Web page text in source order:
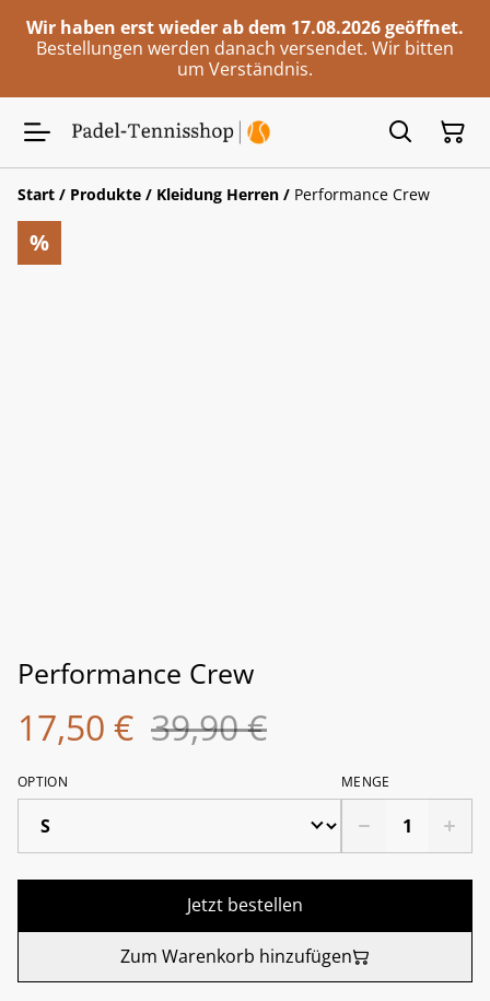
Wir haben erst wieder ab dem 17.08.2026 geöffnet.
Bestellungen werden danach versendet. Wir bitten
um Verständnis.
Start / Produkte / Kleidung Herren / Performance Crew
%
Performance Crew
17,50 € 39,90 €
OPTION MENGE
Jetzt bestellen
Zum Warenkorb hinzufügen